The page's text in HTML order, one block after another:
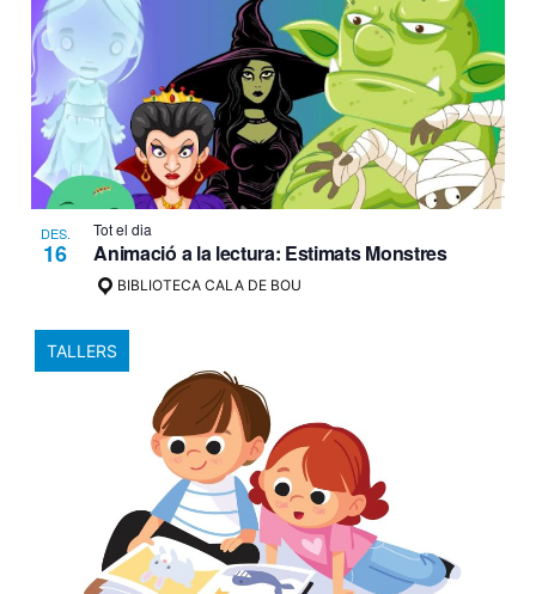
DES.
16
Tot el dia
Animació a la lectura: Estimats Monstres
BIBLIOTECA CALA DE BOU
TALLERS